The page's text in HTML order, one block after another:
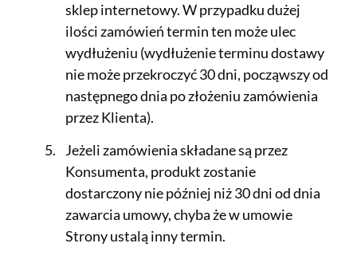
sklep internetowy. W przypadku dużej
ilości zamówień termin ten może ulec
wydłużeniu (wydłużenie terminu dostawy
nie może przekroczyć 30 dni, począwszy od
następnego dnia po złożeniu zamówienia
przez Klienta).
Jeżeli zamówienia składane są przez
Konsumenta, produkt zostanie
dostarczony nie później niż 30 dni od dnia
zawarcia umowy, chyba że w umowie
Strony ustalą inny termin.